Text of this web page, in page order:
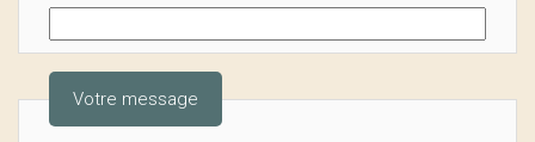
Votre message